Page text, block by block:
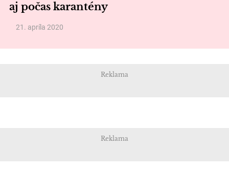
aj počas karantény
21. apríla 2020
Reklama
Reklama